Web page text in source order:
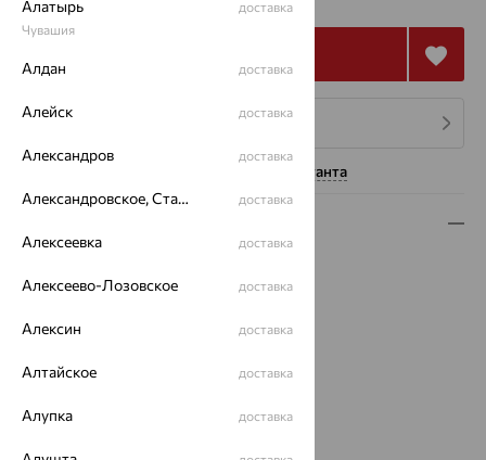
4 платежа по 24 248₽
Нужна помощь консультанта
Вес:7.7 — 7.83
Цвет металла:
Проба:
Вставка:
Алатырь
Чувашия
доставка
Алдан доставка
Алейск доставка
Александров доставка
Александровское, Ставропольский край доставка
Алексеевка доставка
Алексеево-Лозовское доставка
Алексин доставка
Алтайское доставка
Алупка доставка